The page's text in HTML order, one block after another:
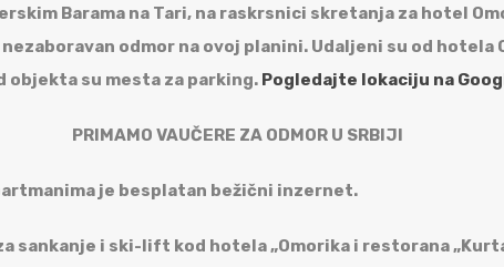
Barama na Tari, na raskrsnici skretanja za hotel
odmor na ovoj planini. Udaljeni su od hotela
objekta su mesta za parking. Pogledajte lokaciju na
PRIMAMO VAUČERE ZA ODMOR U SRBIJI
je besplatan bežični inzernet.
sankanje i ski-lift kod hotela „Omorika i restorana